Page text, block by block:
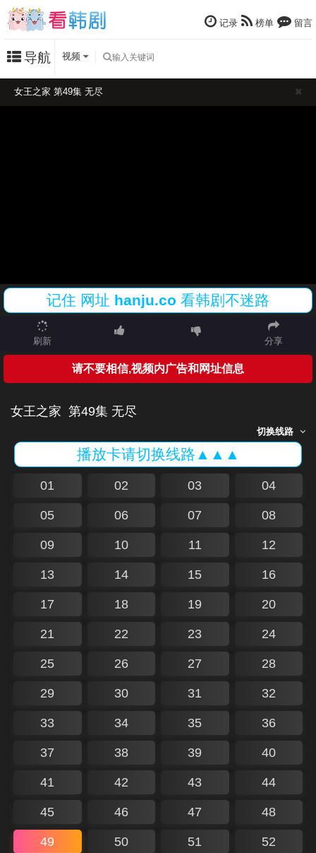
记录 榜单 留言
导航 视频
女王之家 第49集 无尽
记住 网址 hanju.co 看韩剧不迷路
刷新 分享
请不要相信,视频内广告和网址信息
女王之家 第49集 无尽
切换线路
播放卡请切换线路▲▲▲
01 02 03 04
05 06 07 08
09 10 11 12
13 14 15 16
17 18 19 20
21 22 23 24
25 26 27 28
29 30 31 32
33 34 35 36
37 38 39 40
41 42 43 44
45 46 47 48
49 50 51 52